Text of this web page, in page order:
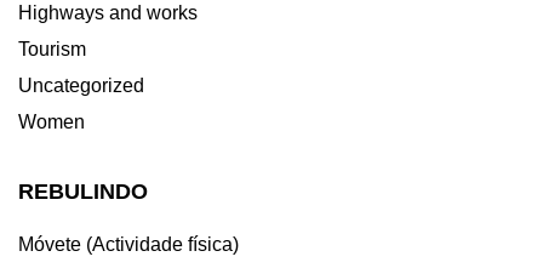
Highways and works
Tourism
Uncategorized
Women
REBULINDO
Móvete (Actividade física)